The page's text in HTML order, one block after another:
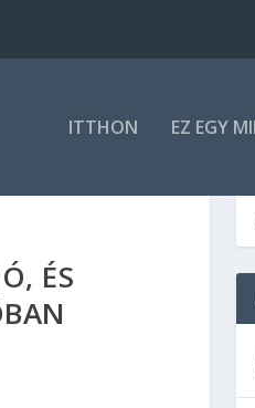
ITTHON EZ EGY
ÉS